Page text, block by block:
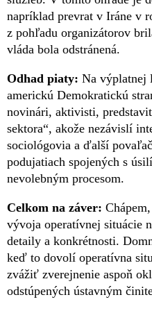
napríklad prevrat v Iráne v
z pohľadu organizátorov
vláda bola odstránená.
Odhad piaty: Na výplatnej
americkú Demokratickú
novinári, aktivisti,
sektora“, akože nezávislí
sociológovia a ďalší
podujatiach spojených s
nevolebným procesom.
Celkom na záver:
vývoja operatívnej situácie
detaily a konkrétnosti.
keď to dovolí operatívna
zvážiť zverejnenie aspoň
odstúpených ústavným